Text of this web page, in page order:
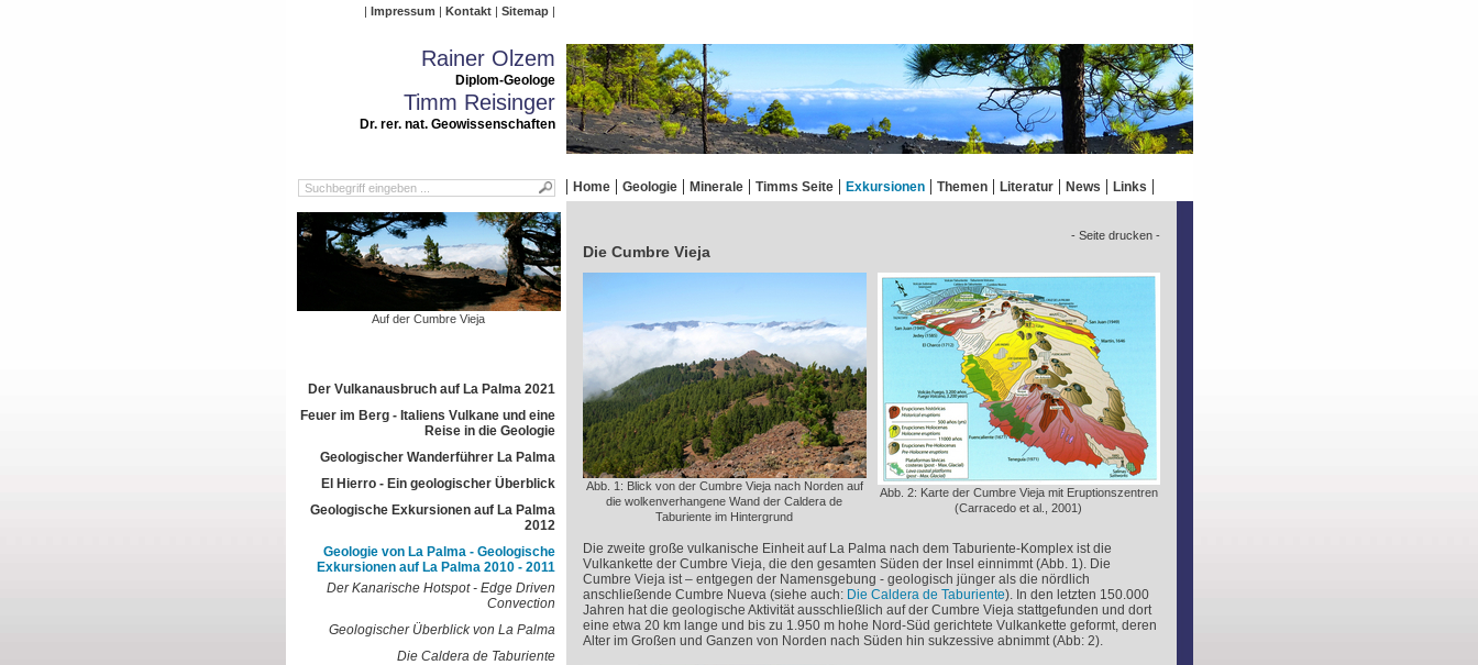
Impressum Kontakt Sitemap
Rainer Olzem
Diplom-Geologe
Timm Reisinger
Dr. rer. nat. Geowissenschaften
Home Geologie Minerale Timms Seite Exkursionen Themen Literatur News Links
Auf der Cumbre Vieja
Der Vulkanausbruch auf La Palma 2021
Feuer im Berg - Italiens Vulkane und eine
Reise in die Geologie
Geologischer Wanderführer La Palma
El Hierro - Ein geologischer Überblick
Geologische Exkursionen auf La Palma
2012
Geologie von La Palma - Geologische
Exkursionen auf La Palma 2010 - 2011
Der Kanarische Hotspot - Edge Driven
Convection
Geologischer Überblick von La Palma
Die Caldera de Taburiente
- Seite drucken -
Die Cumbre Vieja
Abb. 1: Blick von der Cumbre Vieja nach Norden auf
die wolkenverhangene Wand der Caldera de
Taburiente im Hintergrund
Abb. 2: Karte der Cumbre Vieja mit Eruptionszentren
(Carracedo et al., 2001)
Die zweite große vulkanische Einheit auf La Palma nach dem Taburiente-Komplex ist die
Vulkankette der Cumbre Vieja, die den gesamten Süden der Insel einnimmt (Abb. 1). Die
Cumbre Vieja ist – entgegen der Namensgebung - geologisch jünger als die nördlich
anschließende Cumbre Nueva (siehe auch: Die Caldera de Taburiente). In den letzten 150.000
Jahren hat die geologische Aktivität ausschließlich auf der Cumbre Vieja stattgefunden und dort
eine etwa 20 km lange und bis zu 1.950 m hohe Nord-Süd gerichtete Vulkankette geformt, deren
Alter im Großen und Ganzen von Norden nach Süden hin sukzessive abnimmt (Abb: 2).